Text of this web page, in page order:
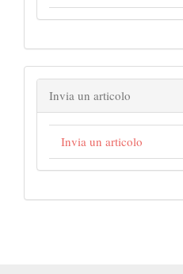
Invia un articolo
Invia un articolo